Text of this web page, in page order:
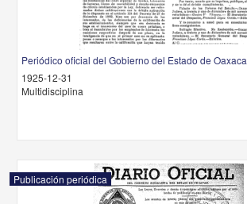
Periódico oficial del Gobierno del Estado de Oaxaca
1925-12-31
Multidisciplina
Publicación periódica